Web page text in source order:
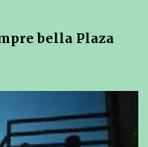
bella Plaza